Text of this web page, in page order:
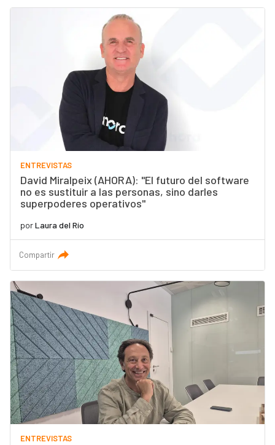
ENTREVISTAS
David Miralpeix (AHORA): "El futuro del software
no es sustituir a las personas, sino darles
superpoderes operativos"
porLaura del Río
Compartir
ENTREVISTAS